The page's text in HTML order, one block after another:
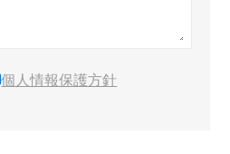
個人情報保護方針